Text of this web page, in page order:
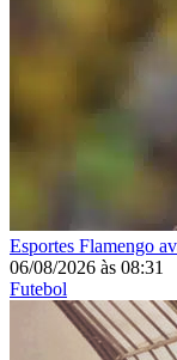
Esportes Flamengo
06/08/2026 às 08:31
Futebol